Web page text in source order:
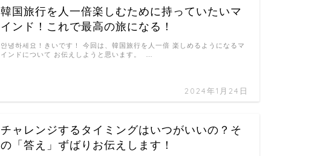
韓国旅行を人一倍楽しむために持っていたいマ
インド！これで最高の旅になる！
2024年1月24日
안녕하세요！きいです！ 今回は、韓国旅行を人一倍 楽しめるようになるマ
インドについて お伝えしようと思います。 …
チャレンジするタイミングはいつがいいの？そ
の「答え」ずばりお伝えします！